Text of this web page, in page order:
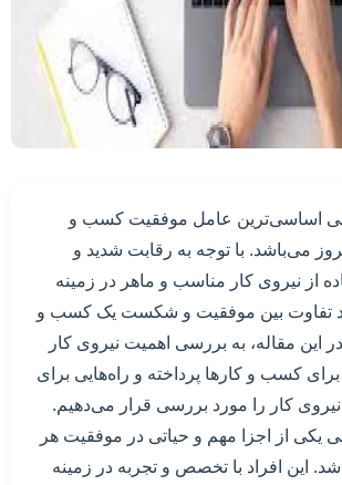
اساسی‌ترین عامل موفقیت کسب و
می‌باشد. با توجه به رقابت شدید و
از نیروی کار مناسب و ماهر در زمینه
تفاوت بین موفقیت و شکست یک کسب و
در این مقاله، به بررسی اهمیت نیروی کار
برای کسب و کارها پرداخته و راه‌هایی برای
کار را مورد بررسی قرار می‌دهیم.
یکی از اجزا مهم و حیاتی در موفقیت هر
این افراد با تخصص و تجربه در زمینه